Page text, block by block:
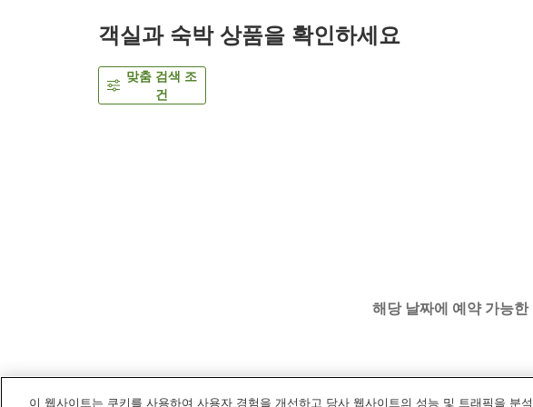
객실과 숙박 상품을 확인하세요
맞춤 검색 조
건
해당 날짜에 예약 가능
이 웹사이트는 쿠키를 사용하여 사용자 경험을 개선하고 당사 웹사이트의 성능 및 트래픽을 분